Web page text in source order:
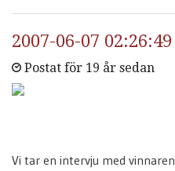
2007-06-07 02:26:49
Postat för 19 år sedan
Vi tar en intervju med vinnaren